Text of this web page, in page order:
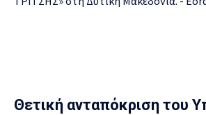
Θετική ανταπόκριση του